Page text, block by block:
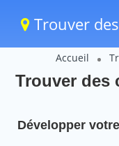
Trouver
Accueil
Trouver des
Développer